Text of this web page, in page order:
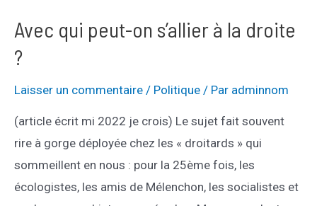
l’ordinariat
Avec qui peut-on s’allier à la droite
?
Laisser un commentaire / Politique / Par adminnom
(article écrit mi 2022 je crois) Le sujet fait souvent
rire à gorge déployée chez les « droitards » qui
sommeillent en nous : pour la 25ème fois, les
écologistes, les amis de Mélenchon, les socialistes et